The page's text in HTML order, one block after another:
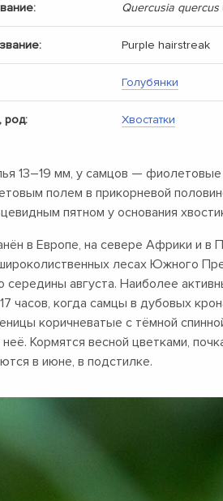
Quercusia quercus
Purple hairstreak
Голубянки
род: Хвостатки
13–19 мм, у самцов — фиолетовые
полем в прикорневой
пятном у основания
в Европе, на севере Африки и в
лесах Южного
середины августа. Наиболее
часов, когда самцы в дубовых
коричневатые с тёмной
Кормятся весной цветками,
в июне, в подстилке.